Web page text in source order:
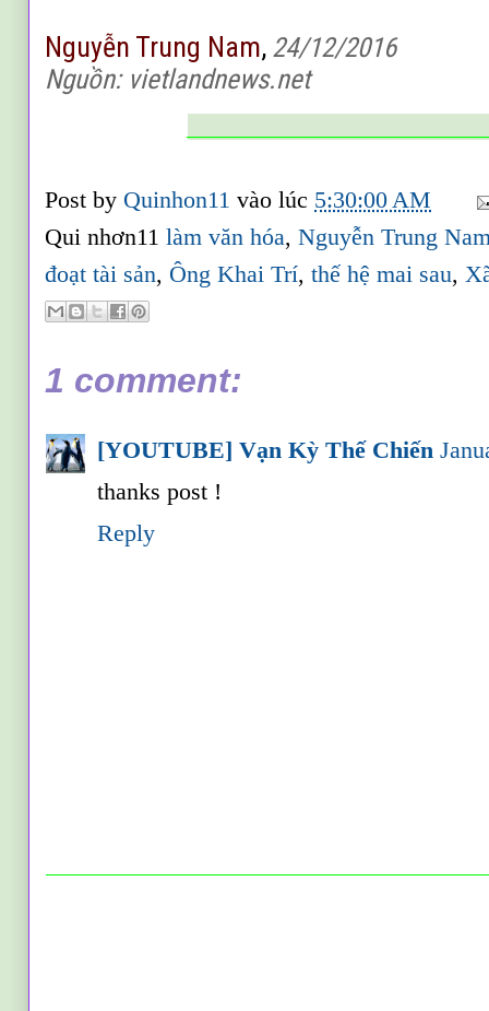
Nguyễn Trung Nam, 24/12/2016
Nguồn: vietlandnews.net
Post by Quinhon11vào lúc 5:30:00 AM
Qui nhơn11làm văn hóa,Nguyễn Trung
đoạt tài sản, Ông Khai Trí,thế hệ mai sau,
1 comment:
[YOUTUBE] Vạn Kỳ Thế Chiến
thanks post !
Reply